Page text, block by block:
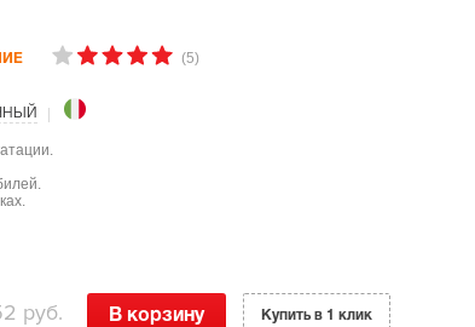
(5)
руб. В корзину Купить в 1 клик